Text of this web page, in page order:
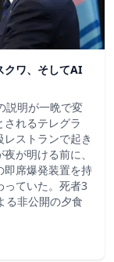
ワ、そしてAI
説明が一晩で変
れるテレグラ
ストランで起き
が明ける前に、
即席爆発装置を持
っていた。死者3
る非公開の夕食